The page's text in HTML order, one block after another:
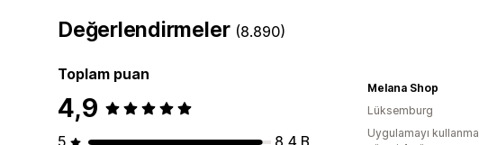
Değerlendirmeler (8.890)
Toplam puan
4,9
5
8,4 B
Melana Shop
Lüksemburg
Uygulamayı kullanma